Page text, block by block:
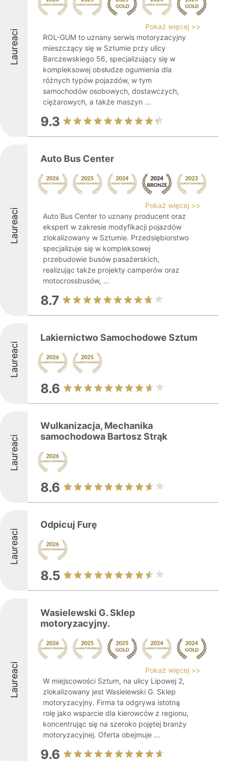
Laureaci
Pokaż więcej >>
ROL-GUM to uznany serwis motoryzacyjny
mieszczący się w Sztumie przy ulicy
Barczewskiego 56, specjalizujący się w
kompleksowej obsłudze ogumienia dla
różnych typów pojazdów, w tym
samochodów osobowych, dostawczych,
ciężarowych, a także maszyn ...
9.3
Laureaci
Auto Bus Center
Pokaż więcej >>
Auto Bus Center to uznany producent oraz
ekspert w zakresie modyfikacji pojazdów
zlokalizowany w Sztumie. Przedsiębiorstwo
specjalizuje się w kompleksowej
przebudowie busów pasażerskich,
realizując także projekty camperów oraz
motocrossbusów, ...
8.7
Laureaci
Lakiernictwo Samochodowe Sztum
8.6
Laureaci
Wulkanizacja, Mechanika
samochodowa Bartosz Strąk
8.6
Laureaci
Odpicuj Furę
8.5
Laureaci
Wasielewski G. Sklep
motoryzacyjny.
Pokaż więcej >>
W miejscowości Sztum, na ulicy Lipowej 2,
zlokalizowany jest Wasielewski G. Sklep
motoryzacyjny. Firma ta odgrywa istotną
rolę jako wsparcie dla kierowców z regionu,
koncentrując się na szeroko pojętej branży
motoryzacyjnej. Oferta obejmuje ...
9.6